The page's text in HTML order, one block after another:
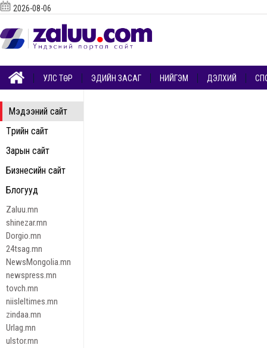
Мэдээний сайт
Төрийн сайт
Зарын сайт
Бизнесийн сайт
Блогууд
Zaluu.mn
shinezar.mn
Dorgio.mn
24tsag.mn
NewsMongolia.mn
newspress.mn
tovch.mn
niisleltimes.mn
zindaa.mn
Urlag.mn
ulstor.mn
2026-08-06
УЛС ТӨР ЭДИЙН ЗАСАГ НИЙГЭМ ДЭЛХИЙ